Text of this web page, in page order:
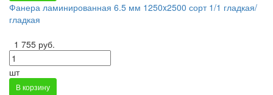
Фанера ламинированная 6.5 мм 1250x2500 сорт 1/1 гладкая/
гладкая
1 755 руб.
шт
В корзину